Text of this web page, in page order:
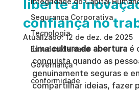
Segurança Corporativa
Tecnologia
Estudos de caso
Governança
conformidade
liberte a
confiança no
Atualizado:12 de dez. de 2025
Uma cultura de abertura é
conquista quando as
genuinamente seguras e
compartilhar ideias, fazer